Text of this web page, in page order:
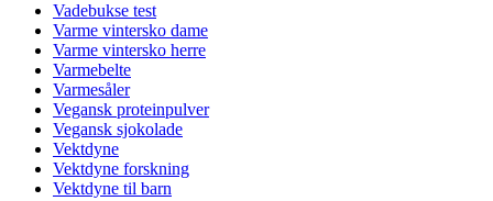
Vadebukse test
Varme vintersko dame
Varme vintersko herre
Varmebelte
Varmesåler
Vegansk proteinpulver
Vegansk sjokolade
Vektdyne
Vektdyne forskning
Vektdyne til barn